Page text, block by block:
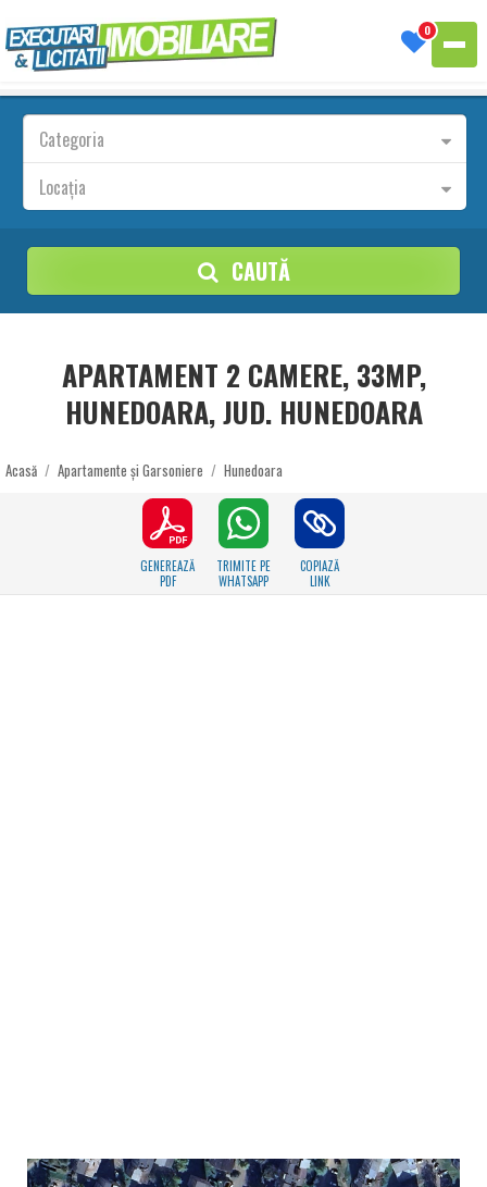
0
Categoria
Locația
CAUTĂ
APARTAMENT 2 CAMERE, 33MP,
HUNEDOARA, JUD. HUNEDOARA
Acasă / Apartamente și Garsoniere / Hunedoara
GENEREAZĂ
PDF
TRIMITE PE
WHATSAPP
COPIAZĂ
LINK